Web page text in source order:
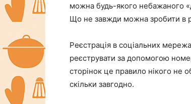
можна будь-якого небажаного
Що не завжди можна зробити в
Реєстрація в соціальних
реєструвати за допомогою
сторінок це правило нікого не
скільки завгодно.